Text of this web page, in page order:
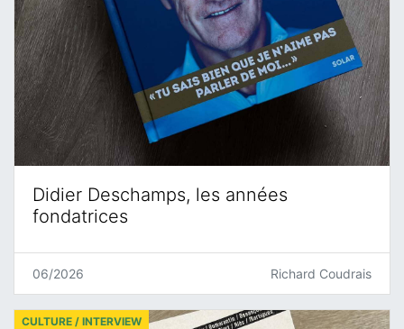
Didier Deschamps, les années
fondatrices
06/2026 Richard Coudrais
CULTURE / INTERVIEW